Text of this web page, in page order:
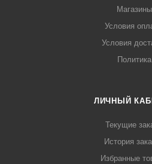
Магазины
Условия
Условия
Политика
ЛИЧНЫЙ
Текущие
История
Избранные